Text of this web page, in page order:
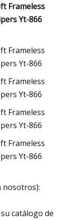
nosotros):
catálogo de